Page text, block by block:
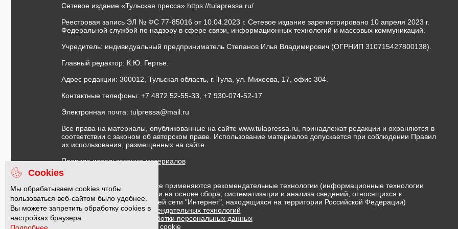
Сетевое издание «Тульская пресса» https://tulapressa.ru/
Реестровая запись ЭЛ № ФС 77-85016 от 10.04.2023 г. Сетевое издание зарегистрировано 10 апреля 2023 г.
Федеральной службой по надзору в сфере связи, информационных технологий и массовых коммуникаций.
Учредитель: индивидуальный предприниматель Степанов Илья Владимирович (ОГРНИП 310715427800138).
Главный редактор: К.Ю. Гертье.
Адрес редакции: 300012, Тульская область, г. Тула, ул. Михеева, 17, офис 304.
Контактные телефоны: +7 4872 52-55-33, +7 930-074-52-17
Электронная почта: tulpressa@mail.ru
Все права на материалы, опубликованные на сайте www.tulapressa.ru, принадлежат редакции и охраняются в
соответствии с законом об авторском праве. Использование материалов допускается при соблюдении Правил
их использования, размещенных на сайте.
Правила использования материалов
Договор публичной оферты
На информационном ресурсе применяются рекомендательные технологии (информационные технологии
предоставления информации на основе сбора, систематизации и анализа сведений, относящихся к
предпочтениям пользователей сети "Интернет", находящихся на территории Российской Федерации)
Правила применения рекомендательных технологий
Политика в отношении обработки персональных данных
Политика обработки файлов cookie
Cookies
Мы обрабатываем cookies чтобы
пользоваться веб-сайтом было удобнее.
Вы можете запретить обработку cookies в
настройках браузера.